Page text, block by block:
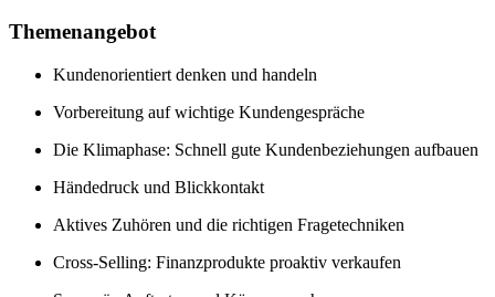
Themenangebot
Kundenorientiert denken und handeln
Vorbereitung auf wichtige Kundengespräche
Die Klimaphase: Schnell gute Kundenbeziehungen aufbauen
Händedruck und Blickkontakt
Aktives Zuhören und die richtigen Fragetechniken
Cross-Selling: Finanzprodukte proaktiv verkaufen